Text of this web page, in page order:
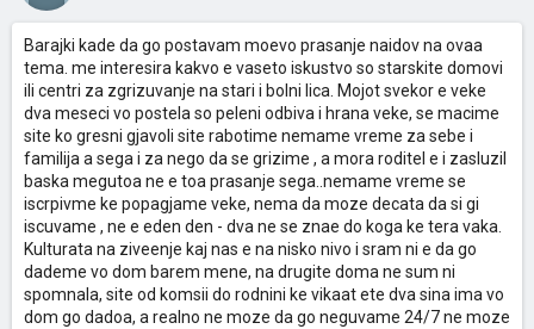
Barajki kade da go postavam moevo prasanje naidov na ovaa
tema. me interesira kakvo e vaseto iskustvo so starskite domovi
ili centri za zgrizuvanje na stari i bolni lica. Mojot svekor e veke
dva meseci vo postela so peleni odbiva i hrana veke, se macime
site ko gresni gjavoli site rabotime nemame vreme za sebe i
familija a sega i za nego da se grizime , a mora roditel e i zasluzil
baska megutoa ne e toa prasanje sega..nemame vreme se
iscrpivme ke popagjame veke, nema da moze decata da si gi
iscuvame , ne e eden den - dva ne se znae do koga ke tera vaka.
Kulturata na ziveenje kaj nas e na nisko nivo i sram ni e da go
dademe vo dom barem mene, na drugite doma ne sum ni
spomnala, site od komsii do rodnini ke vikaat ete dva sina ima vo
dom go dadoa, a realno ne moze da go neguvame 24/7 ne moze